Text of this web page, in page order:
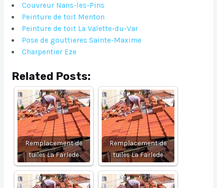
Couvreur Nans-les-Pins
Peinture de toit Menton
Peinture de toit La Valette-du-Var
Pose de gouttieres Sainte-Maxime
Charpentier Eze
Related Posts:
Remplacement de
tuiles La Farlede
Remplacement de
tuiles La Farlede